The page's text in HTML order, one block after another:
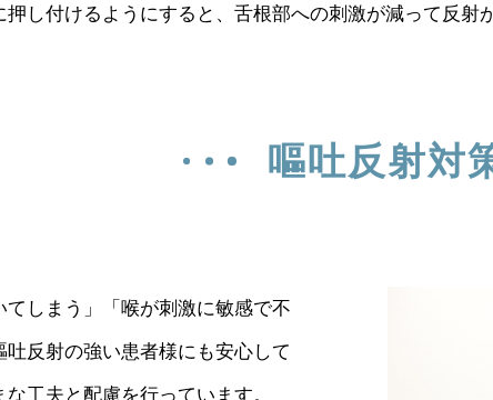
し付けるようにすると、舌根部への刺激が減って反射
嘔吐反射対
しまう」「喉が刺激に敏感で不
反射の強い患者様にも安心して
工夫と配慮を行っています。